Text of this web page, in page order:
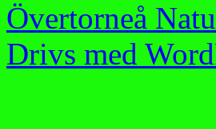
Övertorneå
Drivs med